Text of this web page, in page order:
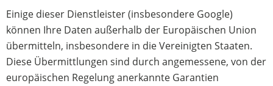
Einige dieser Dienstleister (insbesondere Google)
können Ihre Daten außerhalb der Europäischen Union
übermitteln, insbesondere in die Vereinigten Staaten.
Diese Übermittlungen sind durch angemessene, von der
europäischen Regelung anerkannte Garantien